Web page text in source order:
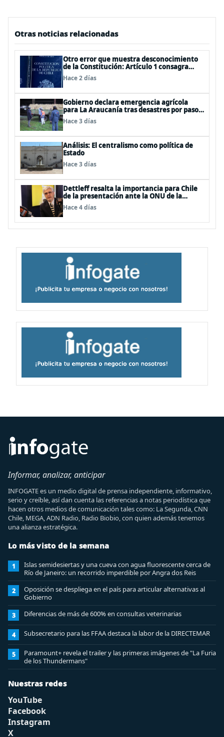
Otras noticias relacionadas
Otro error que muestra desconocimiento
de la Constitución: Artículo 1 consagra
resguardar la seguridad nacional y
proteger a los ciudadanos
Hace 2 días
Gobierno declara emergencia agrícola
para La Araucanía tras desastres por pasos
de sistemas frontales
Hace 3 días
Análisis: El centralismo como política de
Estado
Hace 3 días
Dettleff resalta la importancia para Chile
de la presentación ante la ONU de la
Plataforma Continental Extendida del
Archipiélago Juan Fernández
Hace 4 días
Informar, analizar, anticipar
INFOGATE es un medio digital de prensa independiente, informativo,
serio y creíble, así dan cuenta las referencias a notas periodística que
hacen otros medios de comunicación tales como: La Segunda, CNN
Chile, MEGA, ADN Radio, Radio Biobio, con quien además tenemos
una alianza estratégica.
Lo más visto de la semana
1
Islas semidesiertas y una cueva con agua fluorescente cerca de
Río de Janeiro: un recorrido imperdible por Angra dos Reis
2
Oposición se despliega en el país para articular alternativas al
Gobierno
3 Diferencias de más de 600% en consultas veterinarias
4 Subsecretario para las FFAA destaca la labor de la DIRECTEMAR
5
Paramount+ revela el trailer y las primeras imágenes de "La Furia
de los Thundermans"
Nuestras redes
YouTube
Facebook
Instagram
X